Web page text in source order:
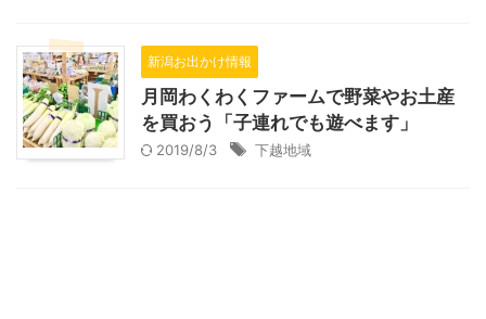
新潟お出かけ情報
月岡わくわくファームで野菜やお土産
を買おう「子連れでも遊べます」
2019/8/3 下越地域